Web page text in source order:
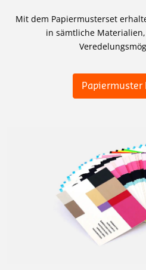
Mit dem Papiermusterset
in sämtliche
Papiermuster